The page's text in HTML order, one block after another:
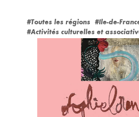
#Toutes les régions #Ile-de-
#Activités culturelles et